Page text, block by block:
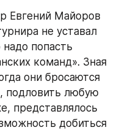
Евгений Майоров
не уставал
попасть
команд». Зная
они бросаются
подловить любую
представлялось
добиться